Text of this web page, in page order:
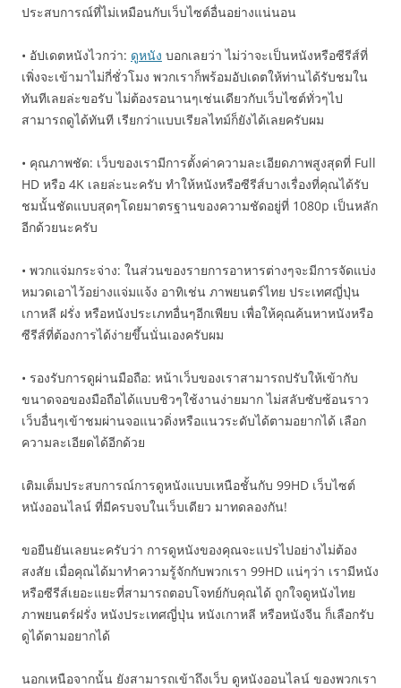
ประสบการณ์ที่ไม่เหมือนกับเว็บไซต์อื่นอย่างแน่นอน
• อัปเดตหนังไวกว่า: ดูหนัง บอกเลยว่า ไม่ว่าจะเป็นหนังหรือซีรีส์ที่
เพิ่งจะเข้ามาไม่กี่ชั่วโมง พวกเราก็พร้อมอัปเดตให้ท่านได้รับชมใน
ทันทีเลยล่ะขอรับ ไม่ต้องรอนานๆเช่นเดียวกับเว็บไซต์ทั่วๆไป
สามารถดูได้ทันที เรียกว่าแบบเรียลไทม์ก็ยังได้เลยครับผม
• คุณภาพชัด: เว็บของเรามีการตั้งค่าความละเอียดภาพสูงสุดที่ Full
HD หรือ 4K เลยล่ะนะครับ ทำให้หนังหรือซีรีส์บางเรื่องที่คุณได้รับ
ชมนั้นชัดแบบสุดๆโดยมาตรฐานของความชัดอยู่ที่ 1080p เป็นหลัก
อีกด้วยนะครับ
• พวกแจ่มกระจ่าง: ในส่วนของรายการอาหารต่างๆจะมีการจัดแบ่ง
หมวดเอาไว้อย่างแจ่มแจ้ง อาทิเช่น ภาพยนตร์ไทย ประเทศญี่ปุ่น
เกาหลี ฝรั่ง หรือหนังประเภทอื่นๆอีกเพียบ เพื่อให้คุณค้นหาหนังหรือ
ซีรีส์ที่ต้องการได้ง่ายขึ้นนั่นเองครับผม
• รองรับการดูผ่านมือถือ: หน้าเว็บของเราสามารถปรับให้เข้ากับ
ขนาดจอของมือถือได้แบบชิวๆใช้งานง่ายมาก ไม่สลับซับซ้อนราว
เว็บอื่นๆเข้าชมผ่านจอแนวดิ่งหรือแนวระดับได้ตามอยากได้ เลือก
ความละเอียดได้อีกด้วย
เติมเต็มประสบการณ์การดูหนังแบบเหนือชั้นกับ 99HD เว็บไซต์
หนังออนไลน์ ที่มีครบจบในเว็บเดียว มาทดลองกัน!
ขอยืนยันเลยนะครับว่า การดูหนังของคุณจะแปรไปอย่างไม่ต้อง
สงสัย เมื่อคุณได้มาทำความรู้จักกับพวกเรา 99HD แน่ๆว่า เรามีหนัง
หรือซีรีส์เยอะแยะที่สามารถตอบโจทย์กับคุณได้ ถูกใจดูหนังไทย
ภาพยนตร์ฝรั่ง หนังประเทศญี่ปุ่น หนังเกาหลี หรือหนังจีน ก็เลือกรับ
ดูได้ตามอยากได้
นอกเหนือจากนั้น ยังสามารถเข้าถึงเว็บ ดูหนังออนไลน์ ของพวกเรา